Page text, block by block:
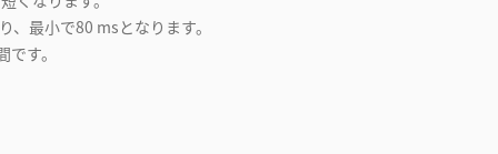
最小で80 msとなります。
す。